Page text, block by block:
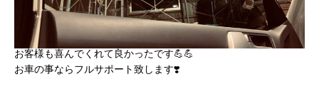
お客様も喜んでくれて良かったです💪💪
お車の事ならフルサポート致します❣️